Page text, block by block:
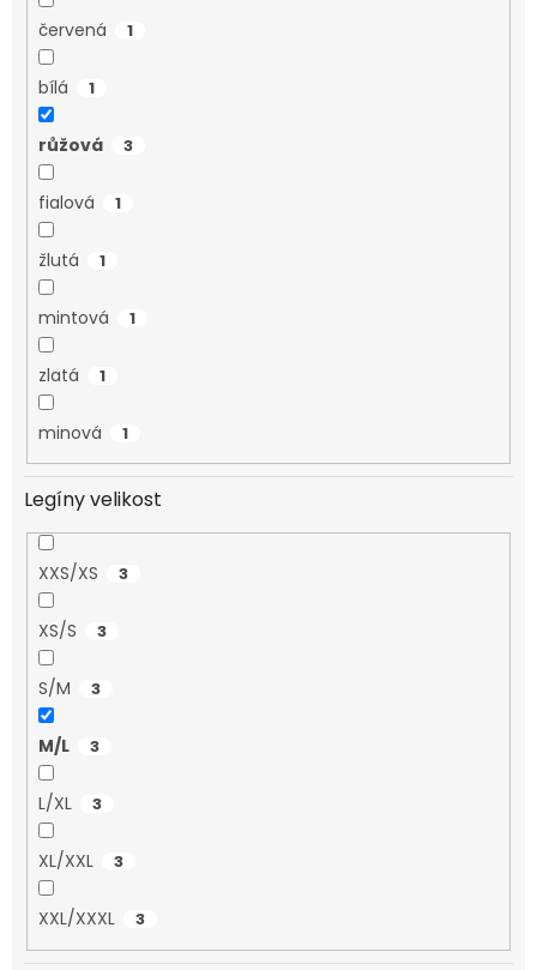
červená 1
bílá 1
růžová 3
fialová 1
žlutá 1
mintová 1
zlatá 1
minová 1
Legíny velikost
XXS/XS 3
XS/S 3
S/M 3
M/L 3
L/XL 3
XL/XXL 3
XXL/XXXL 3